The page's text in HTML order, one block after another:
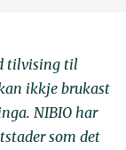
tilvising til
ikkje brukast
NIBIO har
som det